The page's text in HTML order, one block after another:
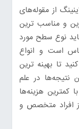
از مقوله‌های
و مناسب ترین
نوع سطح مورد
است و انواع
تا بهینه ترین
نتیجه‌ها در علم
کمترین‌ هزینه‌ها
افراد متخصص و